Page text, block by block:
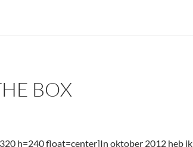
BOX
h=240 float=center]In oktober 2012 heb ik